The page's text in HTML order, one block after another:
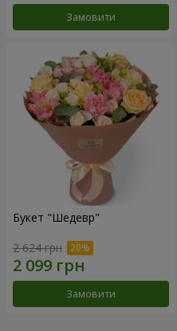
Замовити
Букет "Шедевр"
2 624 грн
Замовити